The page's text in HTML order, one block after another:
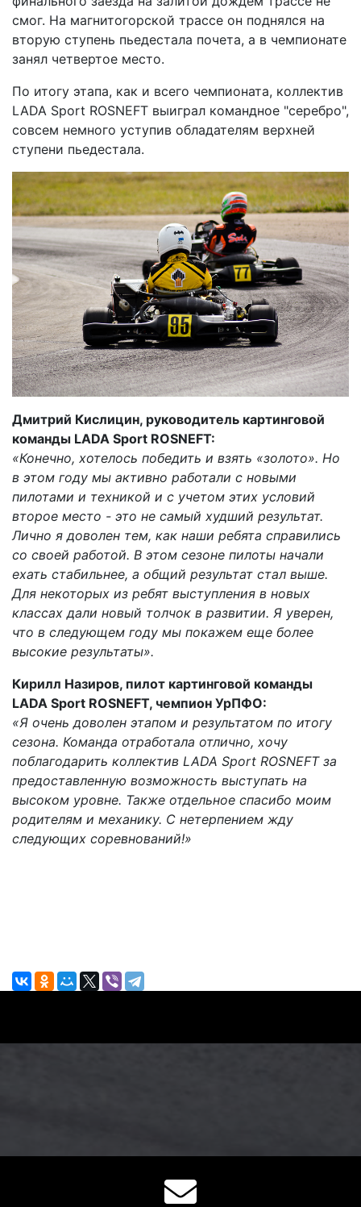
смог. На магнитогорской трассе он поднялся на
вторую ступень пьедестала почета, а в чемпионате
занял четвертое место.
По итогу этапа, как и всего чемпионата, коллектив
LADA Sport ROSNEFT выиграл командное "серебро",
совсем немного уступив обладателям верхней
ступени пьедестала.
Дмитрий Кислицин, руководитель картинговой
команды LADA Sport ROSNEFT:
«Конечно, хотелось победить и взять «золото». Но
в этом году мы активно работали с новыми
пилотами и техникой и с учетом этих условий
второе место - это не самый худший результат.
Лично я доволен тем, как наши ребята справились
со своей работой. В этом сезоне пилоты начали
ехать стабильнее, а общий результат стал выше.
Для некоторых из ребят выступления в новых
классах дали новый толчок в развитии. Я уверен,
что в следующем году мы покажем еще более
высокие результаты».
Кирилл Назиров, пилот картинговой команды
LADA Sport ROSNEFT, чемпион УрПФО:
«Я очень доволен этапом и результатом по итогу
сезона. Команда отработала отлично, хочу
поблагодарить коллектив LADA Sport ROSNEFT за
предоставленную возможность выступать на
высоком уровне. Также отдельное спасибо моим
родителям и механику. С нетерпением жду
следующих соревнований!»